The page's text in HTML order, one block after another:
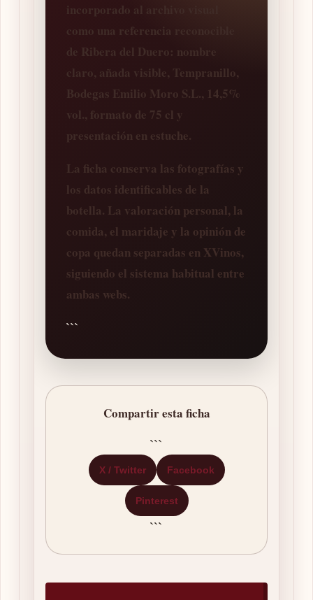
incorporado al archivo visual
como una referencia reconocible
de Ribera del Duero: nombre
claro, añada visible, Tempranillo,
Bodegas Emilio Moro S.L., 14,5%
vol., formato de 75 cl y
presentación en estuche.
La ficha conserva las fotografías y
los datos identificables de la
botella. La valoración personal, la
comida, el maridaje y la opinión de
copa quedan separadas en XVinos,
siguiendo el sistema habitual entre
ambas webs.
```
Compartir esta ficha
```
X / Twitter Facebook
Pinterest
```